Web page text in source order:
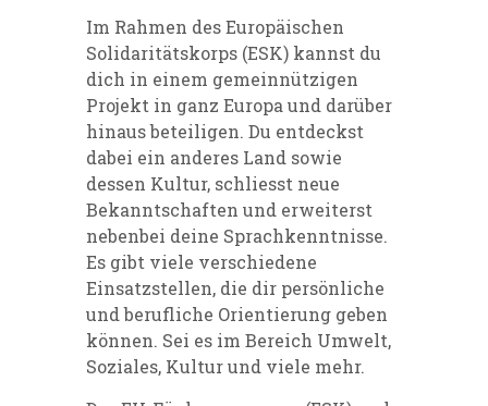
Im Rahmen des Europäischen
Solidaritätskorps (ESK) kannst du
dich in einem gemeinnützigen
Projekt in ganz Europa und darüber
hinaus beteiligen. Du entdeckst
dabei ein anderes Land sowie
dessen Kultur, schliesst neue
Bekanntschaften und erweiterst
nebenbei deine Sprachkenntnisse.
Es gibt viele verschiedene
Einsatzstellen, die dir persönliche
und berufliche Orientierung geben
können. Sei es im Bereich Umwelt,
Soziales, Kultur und viele mehr.